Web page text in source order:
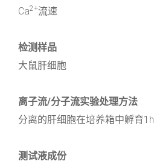
Ca2+流速
检测样品
大鼠肝细胞
离子流/分子流实验处理方法
分离的肝细胞在培养箱中孵育1h
测试液成份